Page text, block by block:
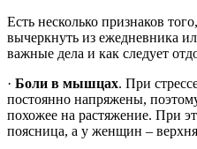
Есть несколько признаков
вычеркнуть из ежедневника
важные дела и как следует
· Боли в мышцах. При
постоянно напряжены,
похожее на растяжение. При
поясница, а у женщин –